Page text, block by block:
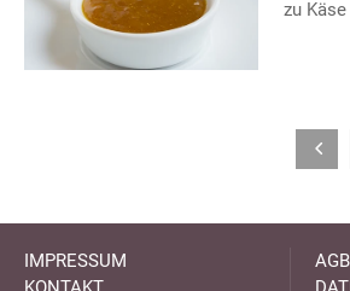
zu
IMPRESSUM
AGB